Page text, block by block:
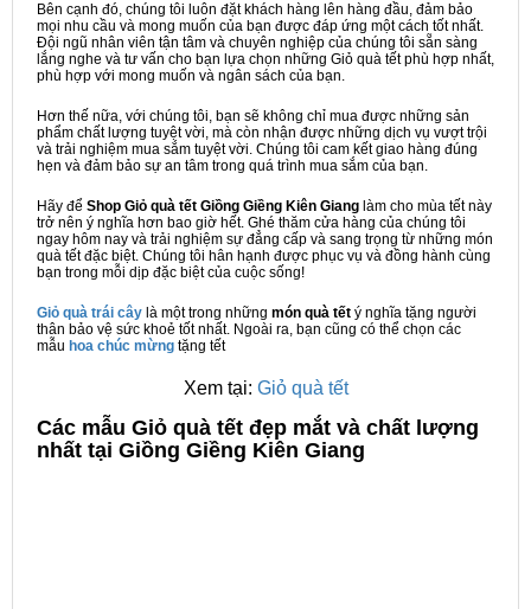
Bên cạnh đó, chúng tôi luôn đặt khách hàng lên hàng đầu, đảm bảo
mọi nhu cầu và mong muốn của bạn được đáp ứng một cách tốt nhất.
Đội ngũ nhân viên tận tâm và chuyên nghiệp của chúng tôi sẵn sàng
lắng nghe và tư vấn cho bạn lựa chọn những Giỏ quà tết phù hợp nhất,
phù hợp với mong muốn và ngân sách của bạn.
Hơn thế nữa, với chúng tôi, bạn sẽ không chỉ mua được những sản
phẩm chất lượng tuyệt vời, mà còn nhận được những dịch vụ vượt trội
và trải nghiệm mua sắm tuyệt vời. Chúng tôi cam kết giao hàng đúng
hẹn và đảm bảo sự an tâm trong quá trình mua sắm của bạn.
Hãy để Shop Giỏ quà tết Giồng Giềng Kiên Giang làm cho mùa tết này
trở nên ý nghĩa hơn bao giờ hết. Ghé thăm cửa hàng của chúng tôi
ngay hôm nay và trải nghiệm sự đẳng cấp và sang trọng từ những món
quà tết đặc biệt. Chúng tôi hân hạnh được phục vụ và đồng hành cùng
bạn trong mỗi dịp đặc biệt của cuộc sống!
Giỏ quà trái cây là một trong những món quà tết ý nghĩa tặng người
thân bảo vệ sức khoẻ tốt nhất. Ngoài ra, bạn cũng có thể chọn các
mẫu hoa chúc mừng tặng tết
Xem tại: Giỏ quà tết
Các mẫu Giỏ quà tết đẹp mắt và chất lượng
nhất tại Giồng Giềng Kiên Giang